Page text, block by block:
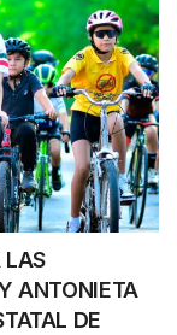
LAS
ANTONIETA
DE